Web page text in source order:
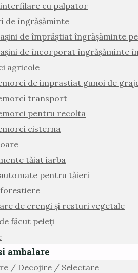
cu palpator
de îngrășăminte
de împrăștiat îngrășăminte
de încorporat îngrășăminte
agricole
de imprastiat gunoi de
transport
pentru recolta
cisterna
tăiat iarba
pentru tăieri
de crengi și resturi vegetale
făcut peleți
ambalare
/ Decojire / Selectare